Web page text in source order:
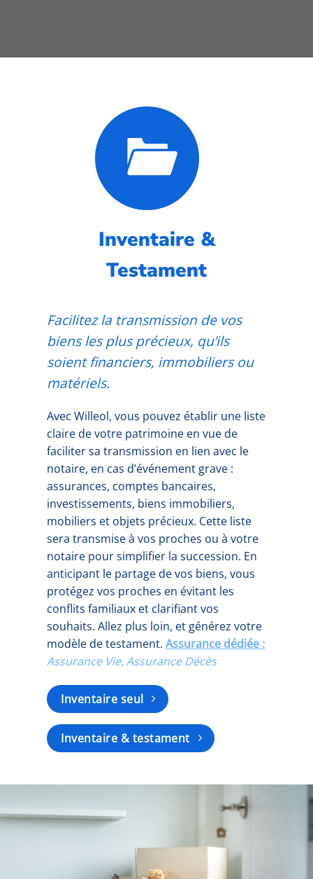
Inventaire &
Testament
Facilitez la transmission de vos
biens les plus précieux, qu’ils
soient financiers, immobiliers ou
matériels.
Avec Willeol, vous pouvez établir une liste
claire de votre patrimoine en vue de
faciliter sa transmission en lien avec le
notaire, en cas d’événement grave :
assurances, comptes bancaires,
investissements, biens immobiliers,
mobiliers et objets précieux. Cette liste
sera transmise à vos proches ou à votre
notaire pour simplifier la succession. En
anticipant le partage de vos biens, vous
protégez vos proches en évitant les
conflits familiaux et clarifiant vos
souhaits. Allez plus loin, et générez votre
modèle de testament.Assurance dédiée :
Assurance Vie, Assurance Décès
Inventaire seul
Inventaire & testament